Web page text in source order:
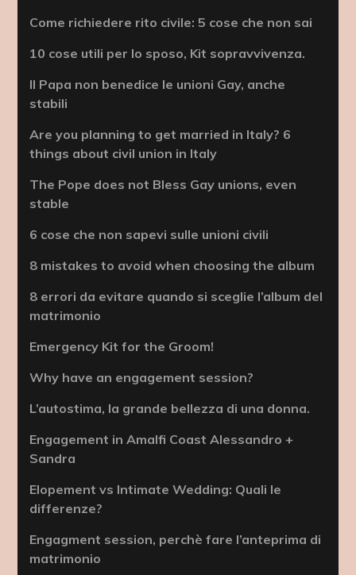
Come richiedere rito civile: 5 cose che non sai
10 cose utili per lo sposo, Kit sopravvivenza.
Il Papa non benedice le unioni Gay, anche
stabili
Are you planning to get married in Italy? 6
things about civil union in Italy
The Pope does not Bless Gay unions, even
stable
6 cose che non sapevi sulle unioni civili
8 mistakes to avoid when choosing the album
8 errori da evitare quando si sceglie l’album del
matrimonio
Emergency Kit for the Groom!
Why have an engagement session?
L’autostima, la grande bellezza di una donna.
Engagement in Amalfi Coast Alessandro +
Sandra
Elopement vs Intimate Wedding: Quali le
differenze?
Engagment session, perchè fare l’anteprima di
matrimonio